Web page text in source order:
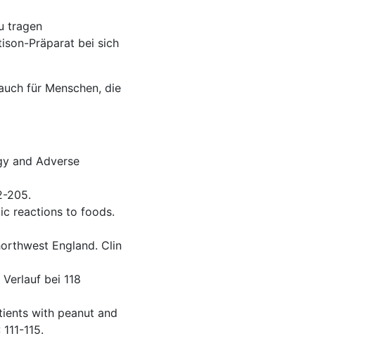
tragen
Präparat bei sich
für Menschen, die
and Adverse
205.
reactions to foods.
England. Clin
bei 118
with peanut and
115.